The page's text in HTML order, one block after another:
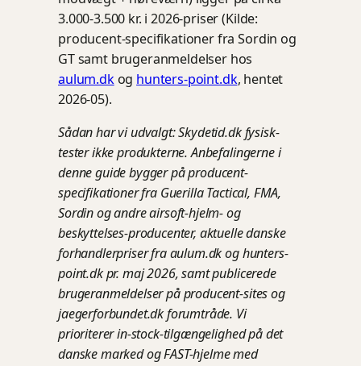
3.000-3.500 kr. i 2026-priser (Kilde:
producent-specifikationer fra Sordin og
GT samt brugeranmeldelser hos
aulum.dkog hunters-point.dk, hentet
2026-05).
Sådan har vi udvalgt: Skydetid.dk fysisk-
tester ikke produkterne. Anbefalingerne i
denne guide bygger på producent-
specifikationer fra Guerilla Tactical, FMA,
Sordin og andre airsoft-hjelm- og
beskyttelses-producenter, aktuelle danske
forhandlerpriser fra aulum.dk og hunters-
point.dk pr. maj 2026, samt publicerede
brugeranmeldelser på producent-sites og
jaegerforbundet.dk forumtråde. Vi
prioriterer in-stock-tilgængelighed på det
danske marked og FAST-hjelme med